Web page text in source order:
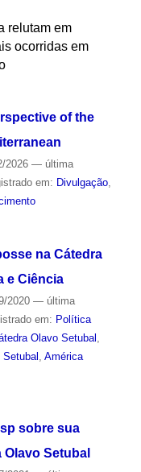
relutam em
ocorridas em
of the
2026 — última
em: Divulgação,
na Cátedra
e Ciência
2020 — última
em: Política
Olavo Setubal ,
, América
sobre sua
Setubal